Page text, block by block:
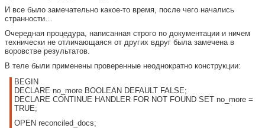
И все было замечательно какое-то время, после чего начались
странности…
Очередная процедура, написанная строго по документации и ничем
технически не отличающаяся от других вдруг была замечена в
воровстве результатов.
В теле были применены проверенные неоднократно конструкции:
BEGIN
DECLARE no_more BOOLEAN DEFAULT FALSE;
DECLARE CONTINUE HANDLER FOR NOT FOUND SET no_more =
TRUE;
OPEN reconciled_docs;